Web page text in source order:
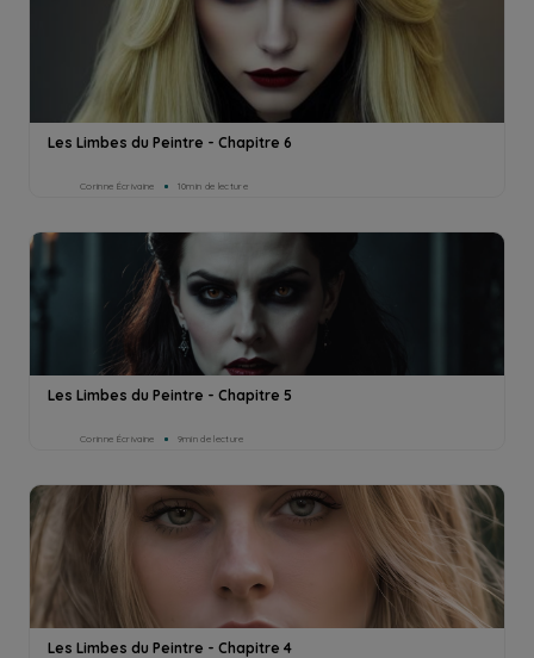
Les Limbes du Peintre - Chapitre 6
Corinne Écrivaine 10min de lecture
Les Limbes du Peintre - Chapitre 5
Corinne Écrivaine 9min de lecture
Les Limbes du Peintre - Chapitre 4